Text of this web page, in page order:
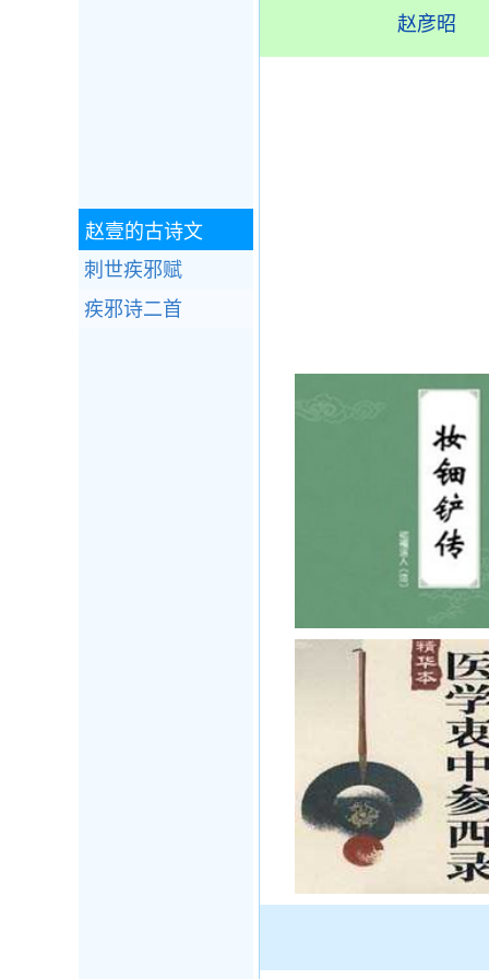
赵彦昭
赵壹的古诗文
刺世疾邪赋
疾邪诗二首